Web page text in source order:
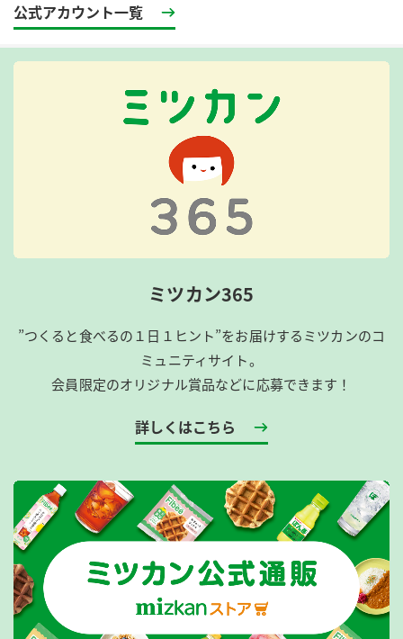
公式アカウント一覧
ミツカン365
”つくると食べるの１日１ヒント”をお届けするミツカンのコ
ミュニティサイト。
会員限定のオリジナル賞品などに応募できます！
詳しくはこちら